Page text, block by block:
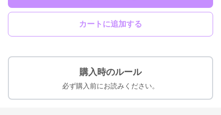
カートに追加する
購入時のルール
必ず購入前にお読みください。